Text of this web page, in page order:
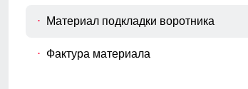
Материал подкладки воротника
Фактура материала